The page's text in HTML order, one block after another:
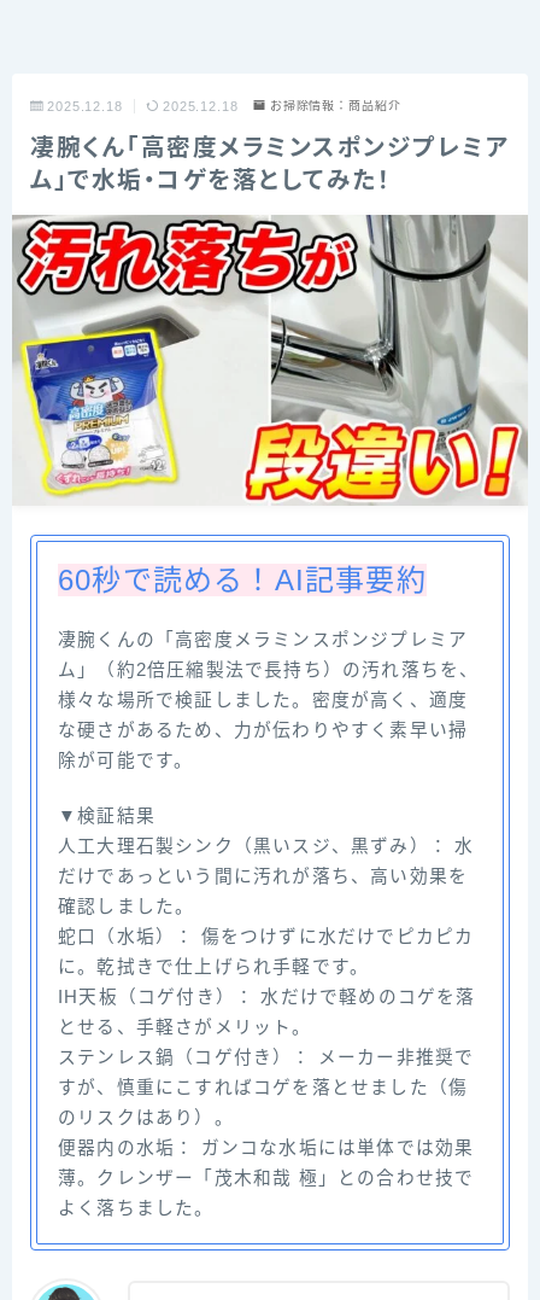
2025.12.18 2025.12.18 お掃除情報：商品紹介
凄腕くん「高密度メラミンスポンジプレミア
ム」で水垢・コゲを落としてみた！
60秒で読める！AI記事要約
凄腕くんの「高密度メラミンスポンジプレミア
ム」（約2倍圧縮製法で長持ち）の汚れ落ちを、
様々な場所で検証しました。密度が高く、適度
な硬さがあるため、力が伝わりやすく素早い掃
除が可能です。
▼検証結果
人工大理石製シンク（黒いスジ、黒ずみ）： 水
だけであっという間に汚れが落ち、高い効果を
確認しました。
蛇口（水垢）： 傷をつけずに水だけでピカピカ
に。乾拭きで仕上げられ手軽です。
IH天板（コゲ付き）： 水だけで軽めのコゲを落
とせる、手軽さがメリット。
ステンレス鍋（コゲ付き）： メーカー非推奨で
すが、慎重にこすればコゲを落とせました（傷
のリスクはあり）。
便器内の水垢： ガンコな水垢には単体では効果
薄。クレンザー「茂木和哉 極」との合わせ技で
よく落ちました。